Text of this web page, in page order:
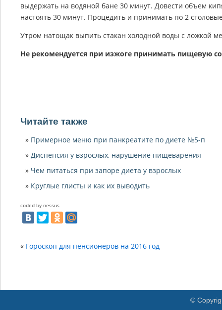
выдержать на водяной бане 30 минут. Довести объем
настоять 30 минут. Процедить и принимать по 2
Утром натощак выпить стакан холодной воды с ложкой
Не рекомендуется при изжоге принимать пищевую
Читайте также
Примерное меню при панкреатите по диете №5-п
Диспепсия у взрослых, нарушение пищеварения
Чем питаться при запоре диета у взрослых
Круглые глисты и как их выводить
coded by nessus
« Гороскоп для пенсионеров на 2016 год
©